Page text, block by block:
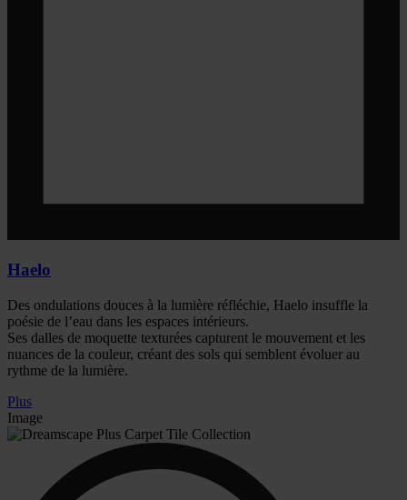
Haelo
Des ondulations douces à la lumière réfléchie, Haelo insuffle la
poésie de l’eau dans les espaces intérieurs.
Ses dalles de moquette texturées capturent le mouvement et les
nuances de la couleur, créant des sols qui semblent évoluer au
rythme de la lumière.
Plus
Image